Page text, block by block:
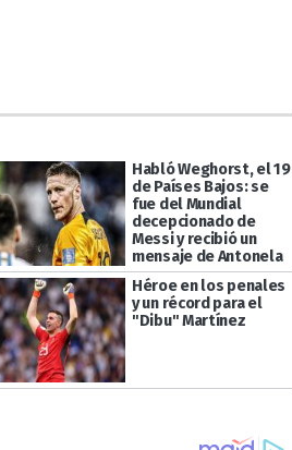
Habló Weghorst, el 19
de Países Bajos: se
fue del Mundial
decepcionado de
Messi y recibió un
mensaje de Antonela
Héroe en los penales
y un récord para el
"Dibu" Martínez